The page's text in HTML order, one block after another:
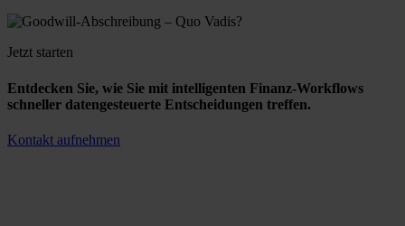
Jetzt starten
Entdecken Sie, wie Sie mit intelligenten Finanz-Workflows
schneller datengesteuerte Entscheidungen treffen.
Kontakt aufnehmen